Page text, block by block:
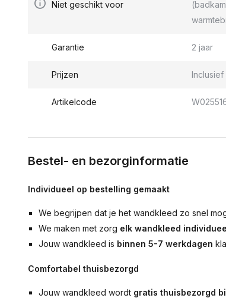
Niet geschikt voor
Garantie 2 jaar
Prijzen Inclusief
Artikelcode
Bestel- en bezorginformatie
Individueel op bestelling gemaakt
We begrijpen dat je het wandkleed zo snel
We maken met zorg elk wandkleed
Jouw wandkleed is binnen 5-7 werkdagen
Comfortabel thuisbezorgd
Jouw wandkleed wordt gratis thuisbezorgd